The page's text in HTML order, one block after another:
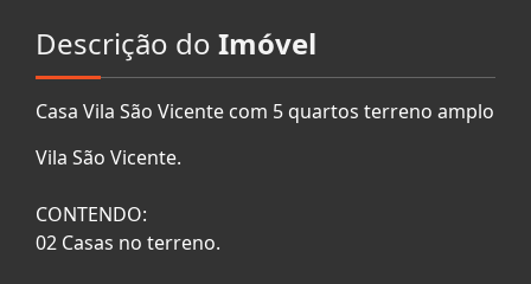
Descrição do Imóvel
Casa Vila São Vicente com 5 quartos terreno amplo
Vila São Vicente.
CONTENDO:
02 Casas no terreno.